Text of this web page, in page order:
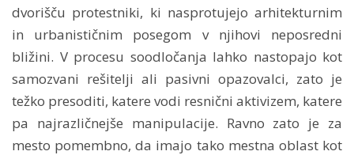
dvorišču protestniki, ki nasprotujejo arhitekturnim
in urbanističnim posegom v njihovi neposredni
bližini. V procesu soodločanja lahko nastopajo kot
samozvani rešitelji ali pasivni opazovalci, zato je
težko presoditi, katere vodi resnični aktivizem, katere
pa najrazličnejše manipulacije. Ravno zato je za
mesto pomembno, da imajo tako mestna oblast kot